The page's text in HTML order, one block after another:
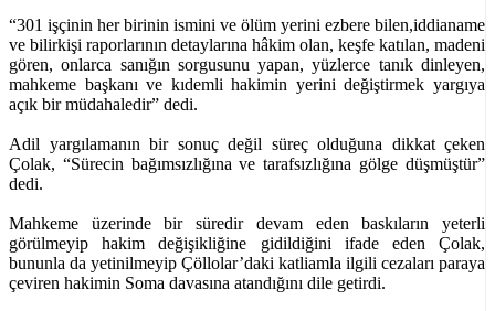
“301 işçinin her birinin ismini ve ölüm yerini ezbere bilen,iddianame
ve bilirkişi raporlarının detaylarına hâkim olan, keşfe katılan, madeni
gören, onlarca sanığın sorgusunu yapan, yüzlerce tanık dinleyen,
mahkeme başkanı ve kıdemli hakimin yerini değiştirmek yargıya
açık bir müdahaledir” dedi.
Adil yargılamanın bir sonuç değil süreç olduğuna dikkat çeken
Çolak, “Sürecin bağımsızlığına ve tarafsızlığına gölge düşmüştür”
dedi.
Mahkeme üzerinde bir süredir devam eden baskıların yeterli
görülmeyip hakim değişikliğine gidildiğini ifade eden Çolak,
bununla da yetinilmeyip Çöllolar’daki katliamla ilgili cezaları paraya
çeviren hakimin Soma davasına atandığını dile getirdi.